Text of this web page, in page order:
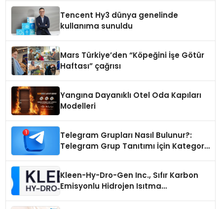
Tencent Hy3 dünya genelinde
kullanıma sunuldu
Mars Türkiye’den “Köpeğini İşe Götür
Haftası” çağrısı
Yangına Dayanıklı Otel Oda Kapıları
Modelleri
Telegram Grupları Nasıl Bulunur?:
Telegram Grup Tanıtımı İçin Kategori
Kleen-Hy-Dro-Gen Inc., Sıfır Karbon
Emisyonlu Hidrojen Isıtma